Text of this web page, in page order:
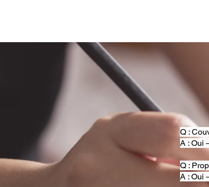
Q :
A : Oui
Q :
A : Oui